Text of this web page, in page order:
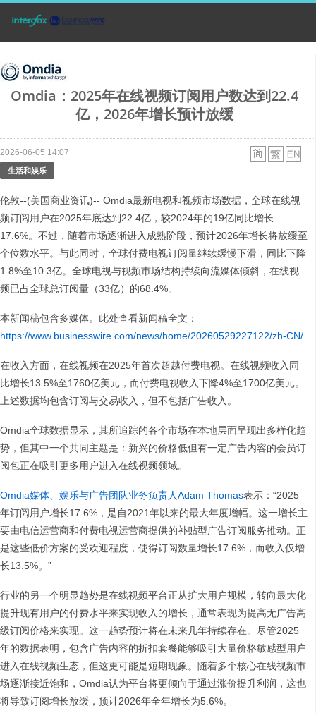
Omdia：2025年在线视频订阅用户数达到22.4
亿，2026年增长预计放缓
2026-06-05 14:07
生活和娱乐
伦敦--(美国商业资讯)-- Omdia最新电视和视频市场数据，全球在线视
频订阅用户在2025年底达到22.4亿，较2024年的19亿同比增长
17.6%。不过，随着市场逐渐进入成熟阶段，预计2026年增长将放缓至
个位数水平。与此同时，全球付费电视订阅量继续缓慢下滑，同比下降
1.8%至10.3亿。全球电视与视频市场结构持续向流媒体倾斜，在线视
频已占全球总订阅量（33亿）的68.4%。
本新闻稿包含多媒体。此处查看新闻稿全文：
https://www.businesswire.com/news/home/20260529227122/zh-CN/
在收入方面，在线视频在2025年首次超越付费电视。在线视频收入同
比增长13.5%至1760亿美元，而付费电视收入下降4%至1700亿美元。
上述数据均包含订阅与交易收入，但不包括广告收入。
Omdia全球数据显示，其所追踪的各个市场在本地层面呈现出多样化趋
势，但其中一个共同主题是：新兴的价格低但有一定广告内容的会员订
阅包正在吸引更多用户进入在线视频领域。
Omdia媒体、娱乐与广告团队业务负责人Adam Thomas表示：“2025
年订阅用户增长17.6%，是自2021年以来的最大年度增幅。这一增长主
要由电信运营商和付费电视运营商提供的补贴型广告订阅服务推动。正
是这些低价方案的受欢迎程度，使得订阅数量增长17.6%，而收入仅增
长13.5%。”
行业的另一个明显趋势是在线视频平台正从扩大用户规模，转向最大化
提升现有用户的付费水平来实现收入的增长，通常表现为提高无广告高
级订阅价格来实现。这一趋势预计将在未来几年持续存在。尽管2025
年的数据表明，包含广告内容的折扣套餐能够吸引大量价格敏感型用户
进入在线视频生态，但这更可能是短期现象。随着多个核心在线视频市
场逐渐接近饱和，Omdia认为平台将更倾向于通过涨价提升利润，这也
将导致订阅增长放缓，预计2026年全年增长为5.6%。